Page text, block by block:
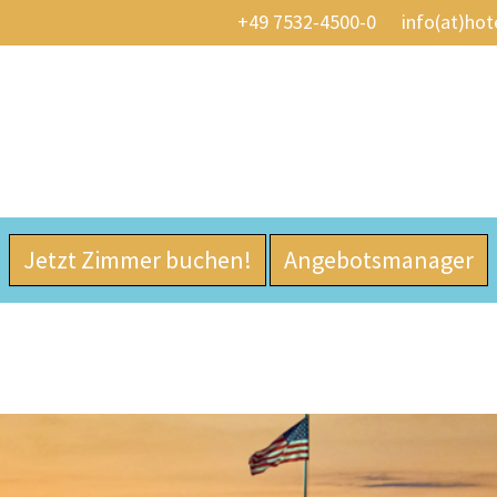
+49 7532-4500-0
Jetzt Zimmer buchen! Angebotsmanager